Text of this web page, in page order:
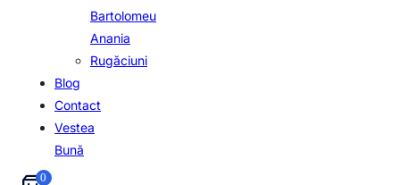
Bartolomeu
Anania
Rugăciuni
Blog
Contact
Vestea
Bună
0